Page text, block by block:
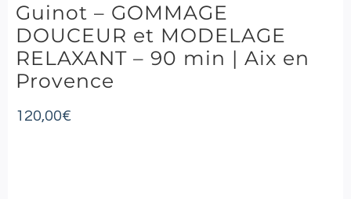
Guinot – GOMMAGE
DOUCEUR et MODELAGE
RELAXANT – 90 min | Aix en
Provence
120,00€